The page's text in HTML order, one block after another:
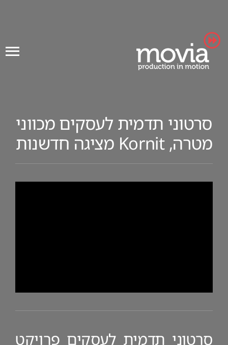
content
סרטוני תדמית לעסקים מכווני
מטרה, Kornit מציגה חדשנות
סרטוני תדמית לעסקים פרויקט